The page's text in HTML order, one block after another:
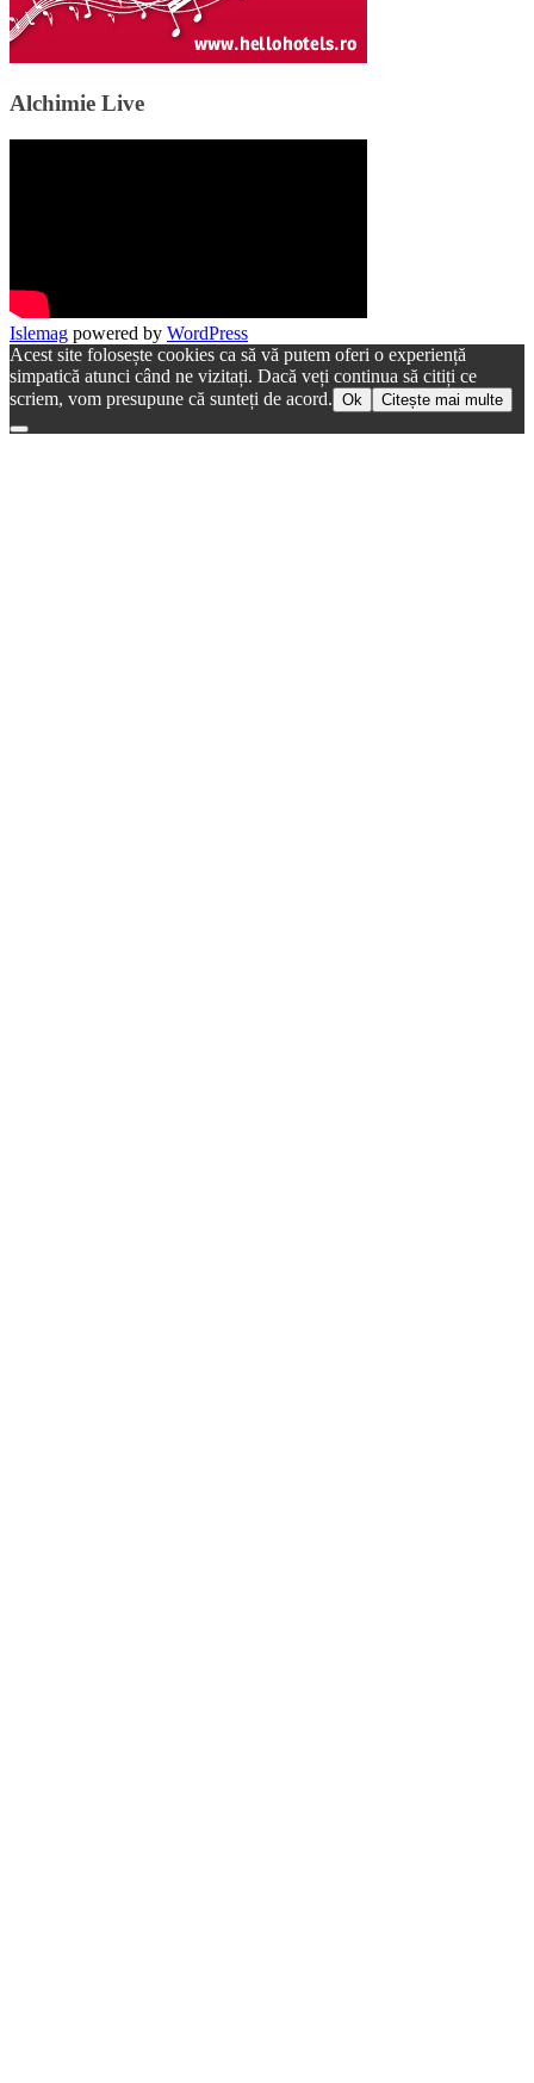
Alchimie Live
Islemag powered by WordPress
Acest site folosește cookies ca să vă putem oferi o experiență
simpatică atunci când ne vizitați. Dacă veți continua să citiți ce
scriem, vom presupune că sunteți de acord. Ok Citește mai multe